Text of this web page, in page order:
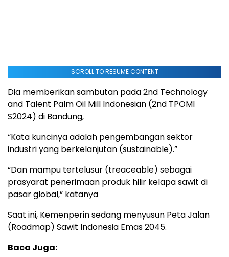
SCROLL TO RESUME CONTENT
Dia memberikan sambutan pada 2nd Technology
and Talent Palm Oil Mill Indonesian (2nd TPOMI
S2024) di Bandung,
“Kata kuncinya adalah pengembangan sektor
industri yang berkelanjutan (sustainable).”
“Dan mampu tertelusur (treaceable) sebagai
prasyarat penerimaan produk hilir kelapa sawit di
pasar global,” katanya
Saat ini, Kemenperin sedang menyusun Peta Jalan
(Roadmap) Sawit Indonesia Emas 2045.
Baca Juga: